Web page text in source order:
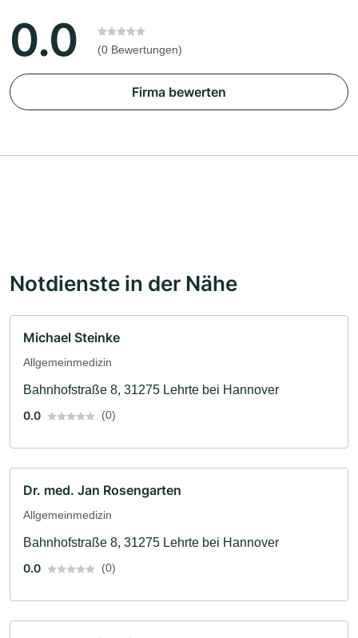
0.0 (0 Bewertungen)
Firma bewerten
Notdienste in der Nähe
Michael Steinke
Allgemeinmedizin
Bahnhofstraße 8, 31275 Lehrte bei Hannover
0.0
(0)
Dr. med. Jan Rosengarten
Allgemeinmedizin
Bahnhofstraße 8, 31275 Lehrte bei Hannover
0.0
(0)